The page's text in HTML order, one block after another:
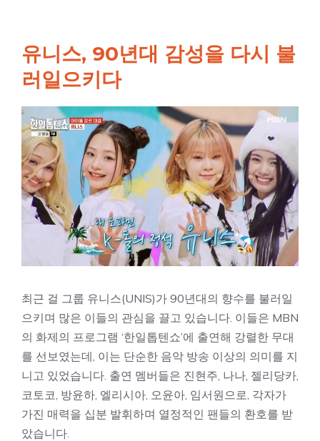
유니스, 90년대 감성을 다시 불
러일으키다
최근 걸 그룹 유니스(UNIS)가 90년대의 향수를 불러일
으키며 많은 이들의 관심을 끌고 있습니다. 이들은 MBN
의 화제의 프로그램 ‘한일톱텐쇼’에 출연해 강렬한 무대
를 선보였는데, 이는 단순한 음악 방송 이상의 의미를 지
니고 있었습니다. 출연 멤버들은 진현주, 나나, 젤리당카,
코토코, 방윤하, 엘리시아, 오윤아, 임서원으로, 각자가
가진 매력을 십분 발휘하며 열정적인 팬들의 환호를 받
았습니다.